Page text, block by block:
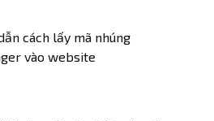
cách lấy mã nhúng
vào website